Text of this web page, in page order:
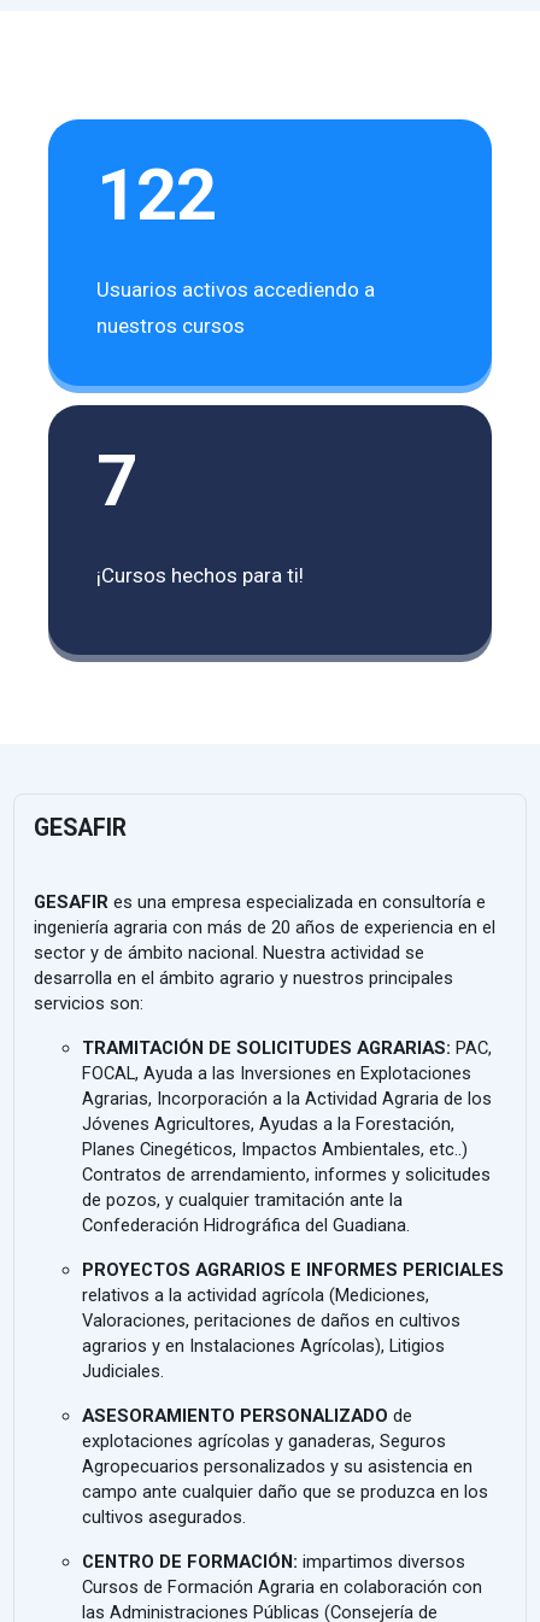
122
Usuarios activos accediendo a
nuestros cursos
7
¡Cursos hechos para ti!
GESAFIR
GESAFIRes una empresa especializada en consultoría e
ingeniería agraria con más de 20 años de experiencia en el
sector y de ámbito nacional. Nuestra actividad se
desarrolla en el ámbito agrario y nuestros principales
servicios son:
TRAMITACIÓN DE SOLICITUDES AGRARIAS:PAC,
FOCAL, Ayuda a las Inversiones en Explotaciones
Agrarias, Incorporación a la Actividad Agraria de los
Jóvenes Agricultores, Ayudas a la Forestación,
Planes Cinegéticos, Impactos Ambientales, etc..)
Contratos de arrendamiento, informes y solicitudes
de pozos, y cualquier tramitación ante la
Confederación Hidrográfica del Guadiana.
PROYECTOS AGRARIOS E INFORMES PERICIALES
relativos a la actividad agrícola (Mediciones,
Valoraciones, peritaciones de daños en cultivos
agrarios y en Instalaciones Agrícolas), Litigios
Judiciales.
ASESORAMIENTO PERSONALIZADO de
explotaciones agrícolas y ganaderas, Seguros
Agropecuarios personalizados y su asistencia en
campo ante cualquier daño que se produzca en los
cultivos asegurados.
CENTRO DE FORMACIÓN: impartimos diversos
Cursos de Formación Agraria en colaboración con
las Administraciones Públicas (Consejería de